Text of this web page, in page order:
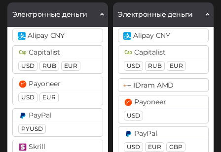
Binance Coin (BNB)
BEP20
Bitcoin (BTC)
BTC BEP20
ARB
AVAXC
Bitcoin Cash (BCH)
Bitcoin SV (BSV)
BitTorrent (BTT)
Cardano (ADA)
Электронные деньги
Alipay CNY
Capitalist
USD RUB EUR
Payoneer
USD EUR
PayPal
PYUSD
Skrill
Bitcoin (BTC)
BTC BEP20
OP
ARB
AVAXC
Bitcoin Cash (BCH)
Bitcoin SV (BSV)
BitTorrent (BTT)
Cardano (ADA)
Chainlink (LINK)
Электронные деньги
Alipay CNY
Capitalist
USD RUB EUR
IDram AMD
Payoneer
USD
PayPal
USD EUR
GBP